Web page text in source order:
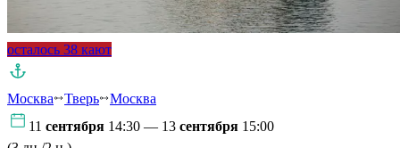
осталось 38 кают
Москва Тверь
Москва
11 сентября 14:30 — 13 сентября 15:00